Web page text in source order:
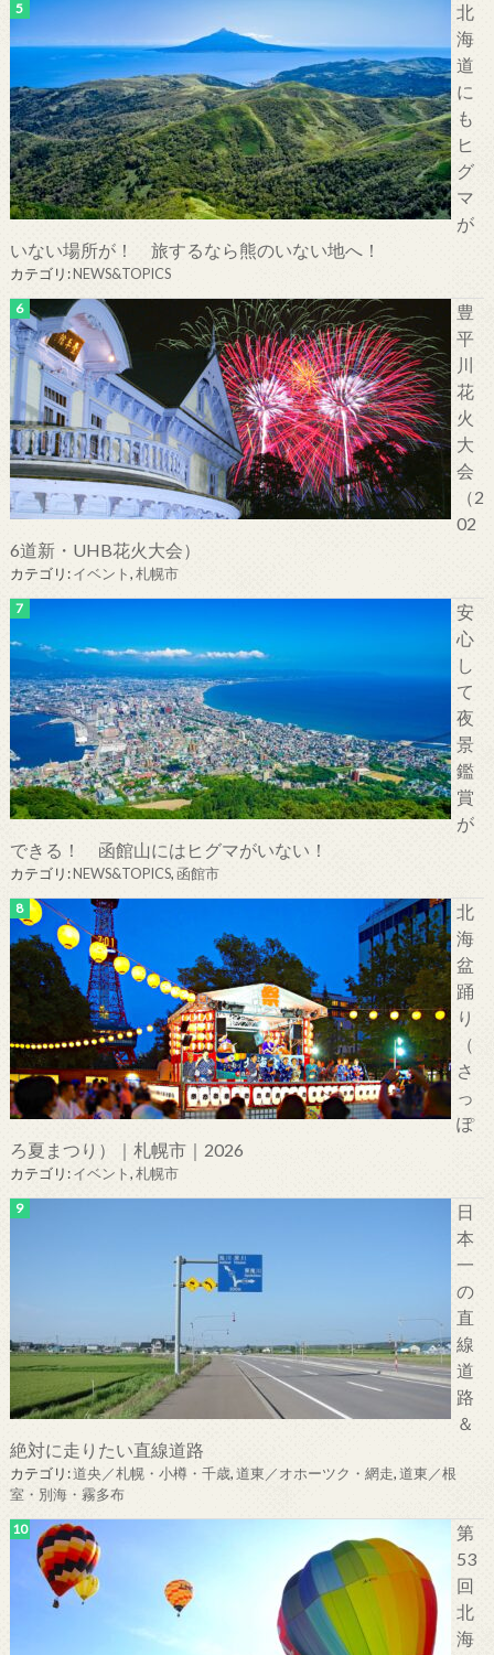
北
海
道
に
も
ヒ
グ
マ
が
いない場所が！ 旅するなら熊のいない地へ！
カテゴリ:NEWS&TOPICS
豊
平
川
花
火
大
会
（2
02
6道新・UHB花火大会）
カテゴリ:イベント,札幌市
安
心
し
て
夜
景
鑑
賞
が
できる！ 函館山にはヒグマがいない！
カテゴリ:NEWS&TOPICS,函館市
北
海
盆
踊
り
（
さ
っ
ぽ
ろ夏まつり）｜札幌市｜2026
カテゴリ:イベント,札幌市
日
本
一
の
直
線
道
路
＆
絶対に走りたい直線道路
カテゴリ:道央／札幌・小樽・千歳,道東／オホーツク・網走,道東／根
室・別海・霧多布
第
53
回
北
海